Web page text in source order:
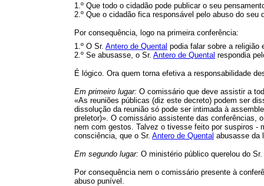
1.º Que todo o cidadão pode publicar o seu
2.º Que o cidadão fica responsável pelo abuso do seu
Por consequência, logo na primeira conferência:
1.º O Sr. Antero de Quental podia falar sobre a religião
2.º Se abusasse, o Sr. Antero de Quental respondia
É lógico. Ora quem torna efetiva a responsabilidade
Em primeiro lugar: O comissário que deve assistir a
«As reuniões públicas (diz este decreto) podem ser
dissolução da reunião só pode ser intimada à
preletor)». O comissário assistente das conferências,
nem com gestos. Talvez o tivesse feito por suspiros -
consciência, que o Sr. Antero de Quental abusasse da
Em segundo lugar: O ministério público querelou do Sr.
Por consequência nem o comissário presente à
abuso punível.